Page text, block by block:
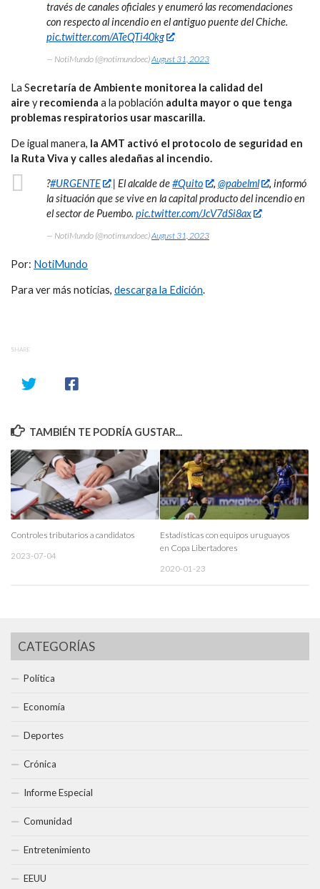
través de canales oficiales y enumeró las recomendaciones
con respecto al incendio en el antiguo puente del Chiche.
pic.twitter.com/ATeQTi40kg
— NotiMundo (@notimundoec)August 31, 2023
La Secretaría de Ambiente monitorea la calidad del
aire yrecomienda a la población adulta mayor o que tenga
problemas respiratorios usar mascarilla.
De igual manera, la AMT activó el protocolo de seguridad en
la Ruta Viva y calles aledañas al incendio.
?#URGENTE | El alcalde de#Quito , @pabelml
, informó
la situación que se vive en la capital producto del incendio en
el sector de Puembo. pic.twitter.com/JcV7dSi8ax
— NotiMundo (@notimundoec)August 31, 2023
Por: NotiMundo
Para ver más noticias, descarga la Edición.
SHARE
TAMBIÉN TE PODRÍA GUSTAR...
Controles tributarios a candidatos
2023-07-04
Estadísticas con equipos uruguayos
en Copa Libertadores
2020-01-23
CATEGORÍAS
Política
Economía
Deportes
Crónica
Informe Especial
Comunidad
Entretenimiento
EEUU